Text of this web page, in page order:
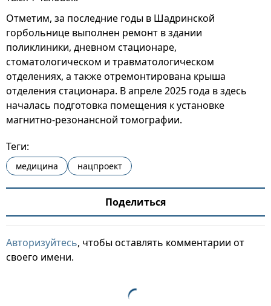
Отметим, за последние годы в Шадринской
горбольнице выполнен ремонт в здании
поликлиники, дневном стационаре,
стоматологическом и травматологическом
отделениях, а также отремонтирована крыша
отделения стационара. В апреле 2025 года в здесь
началась подготовка помещения к установке
магнитно-резонансной томографии.
Теги:
медицина нацпроект
Поделиться
Авторизуйтесь, чтобы оставлять комментарии от
своего имени.